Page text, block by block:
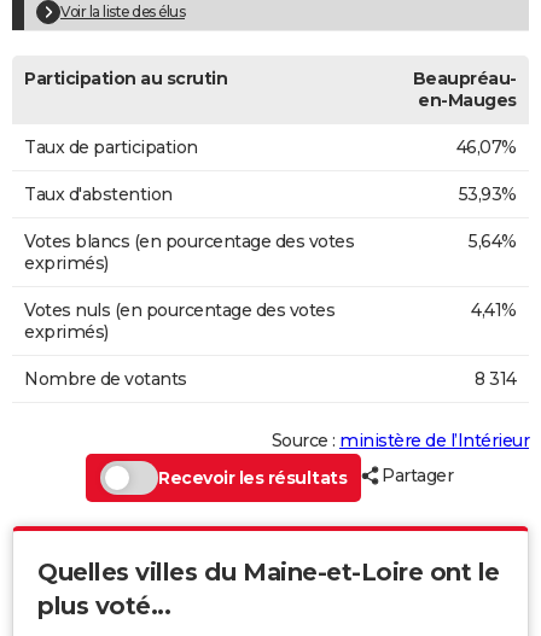
FORUMVoir la liste des élus
Participation au scrutin
Beaupréau-
en-Mauges
Taux de participation 46,07%
Taux d'abstention 53,93%
Votes blancs (en pourcentage des votes
exprimés)
5,64%
Votes nuls (en pourcentage des votes
exprimés)
4,41%
Nombre de votants 8 314
Source : ministère de l’Intérieur
Recevoir les résultats
Partager
Quelles villes du Maine-et-Loire ont le
plus voté...